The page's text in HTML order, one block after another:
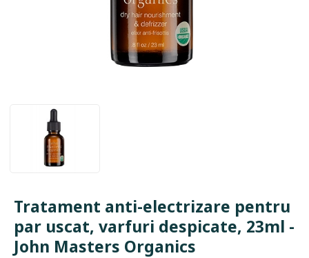
Tratament anti-electrizare pentru
par uscat, varfuri despicate, 23ml -
John Masters Organics